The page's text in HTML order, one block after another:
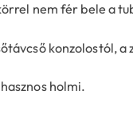
nem fér bele a
konzolostól, a
holmi.